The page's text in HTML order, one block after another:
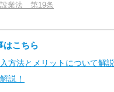
業法 第19条
はこちら
方法とメリットについて解説
説！